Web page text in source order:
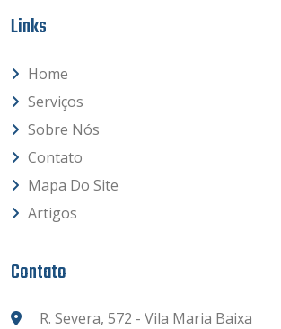
Links
Home
Serviços
Sobre Nós
Contato
Mapa Do Site
Artigos
Contato
R. Severa, 572 - Vila Maria Baixa